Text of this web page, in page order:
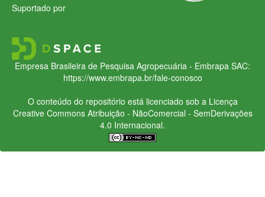
Suportado por
Empresa Brasileira de Pesquisa Agropecuária - Embrapa SAC:
https://www.embrapa.br/fale-conosco
O conteúdo do repositório está licenciado sob a Licença
Creative CommonsAtribuição - NãoComercial - SemDerivações
4.0 Internacional.